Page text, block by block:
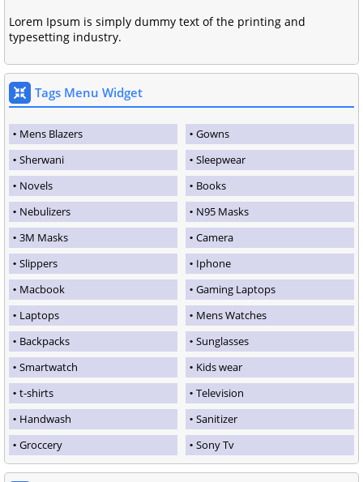
Lorem Ipsum is simply dummy text of the printing and
typesetting industry.
Tags Menu Widget
Mens Blazers
Gowns
Sherwani
Sleepwear
Novels
Books
Nebulizers
N95 Masks
3M Masks
Camera
Slippers
Iphone
Macbook
Gaming Laptops
Laptops
Mens Watches
Backpacks
Sunglasses
Smartwatch
Kids wear
t-shirts
Television
Handwash
Sanitizer
Groccery
Sony Tv